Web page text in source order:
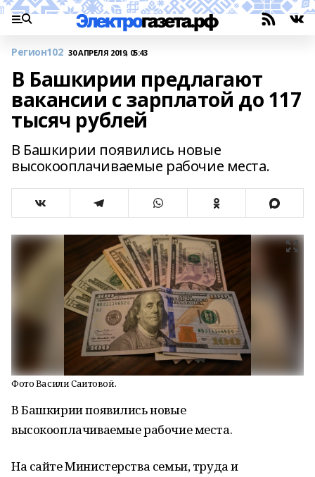
Регион102 30 АПРЕЛЯ 2019, 05:43
В Башкирии предлагают
вакансии с зарплатой до 117
тысяч рублей
В Башкирии появились новые
высокооплачиваемые рабочие места.
Фото Васили Саитовой.
В Башкирии появились новые
высокооплачиваемые рабочие места.
На сайте Министерства семьи, труда и